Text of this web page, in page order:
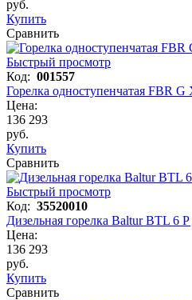
руб.
Купить
Сравнить
Быстрый просмотр
Код: 001557
Горелка одноступенчатая FBR
Цена:
136 293
руб.
Купить
Сравнить
Быстрый просмотр
Код: 35520010
Дизельная горелка Baltur BTL 6 P
Цена:
136 293
руб.
Купить
Сравнить